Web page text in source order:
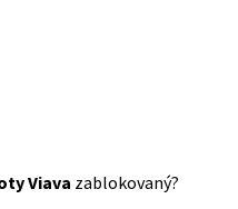
Viava zablokovaný?